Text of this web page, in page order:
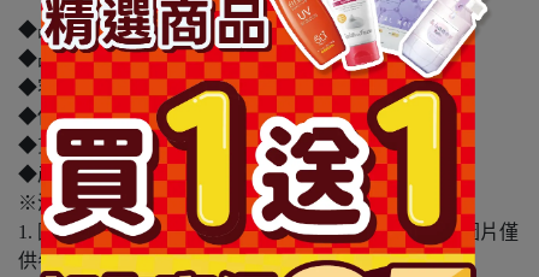
◆品牌名稱：Canmake
◆品名：⊕Canmake武士刀自動眉筆312-02
◆容量/規格：0.13g
◆保存期限：1095天
◆貨源：公司貨
◆產地：日本
※溫馨提醒：
1. 因電腦螢幕設定及個人觀感之差異，本賣場之商品圖片僅
供參考，依實際收到商品為準。